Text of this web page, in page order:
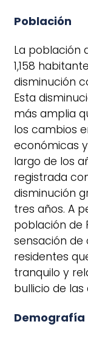
Población
La población
1,158
disminución
Esta
más amplia
los cambios
económicas
largo de los
registrada
disminución
tres años. A
población de
sensación de
residentes
tranquilo y
bullicio de
Demografía